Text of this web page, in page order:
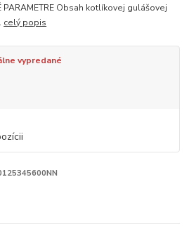
Obsah kotlíkovej gulášovej
celý popis
vypredané